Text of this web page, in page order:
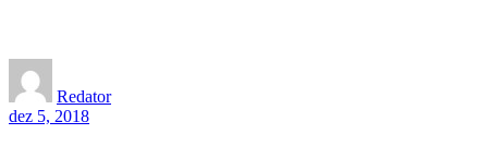
Redator
dez 5, 2018